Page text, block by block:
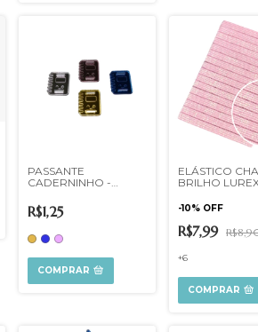
PASSANTE
CADERNINHO -
R$1,25
COMPRAR
ELÁSTICO
BRILHO
-10% OFF
R$7,99
+6
COMPRAR